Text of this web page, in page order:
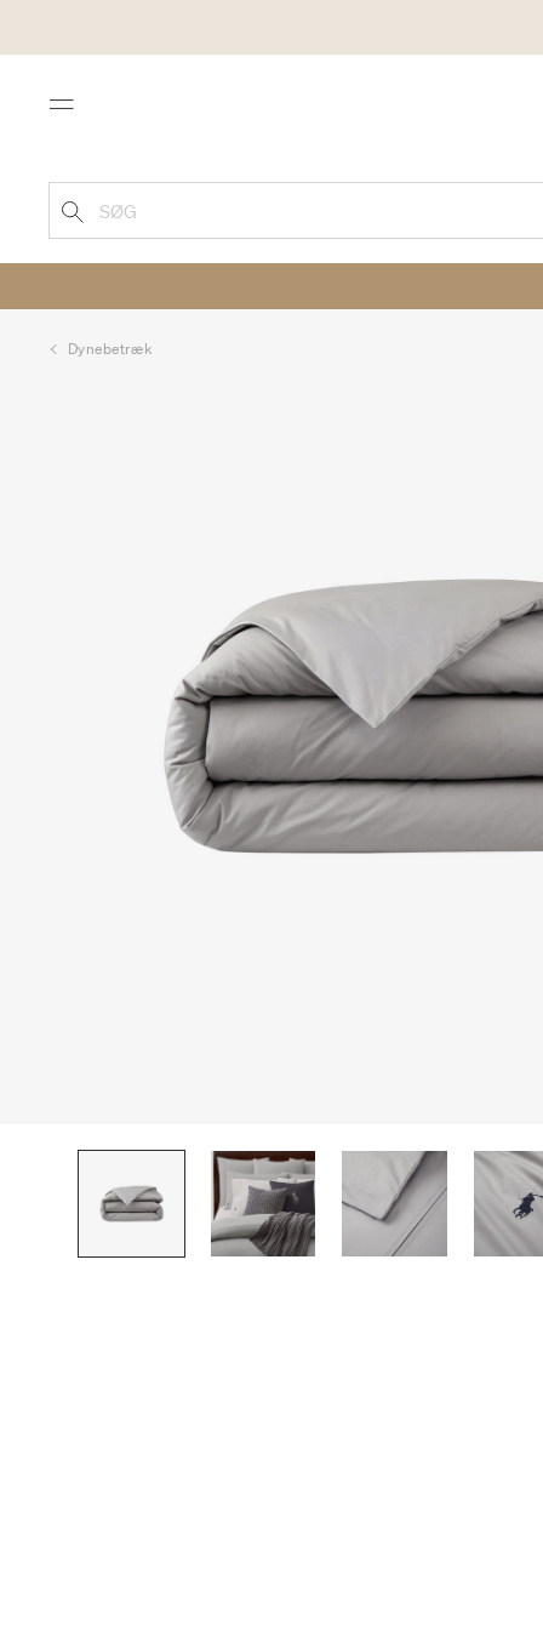
Menu
SØG
Dynebetræk